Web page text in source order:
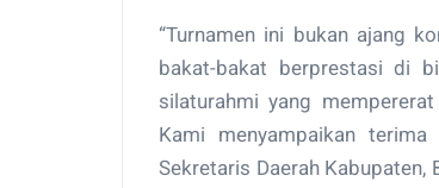
“Turnamen ini bukan ajang
bakat-bakat berprestasi di
silaturahmi yang
Kami menyampaikan
Sekretaris Daerah